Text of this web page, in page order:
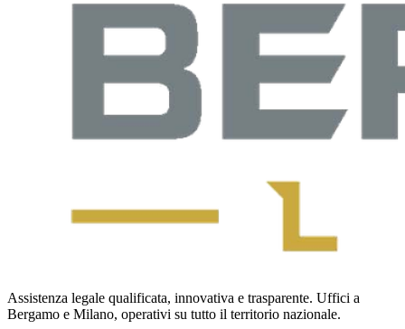
Assistenza legale qualificata, innovativa e trasparente. Uffici a
Bergamo e Milano, operativi su tutto il territorio nazionale.